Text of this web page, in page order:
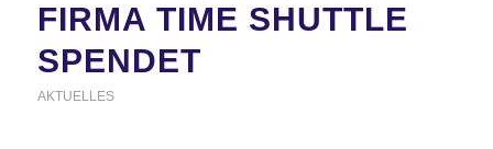
FIRMA TIME SHUTTLE
SPENDET
AKTUELLES